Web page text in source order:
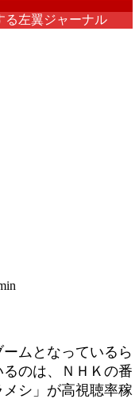
る左翼ジャーナル
ムとなっているら
のは、ＮＨＫの番
シ」が高視聴率稼